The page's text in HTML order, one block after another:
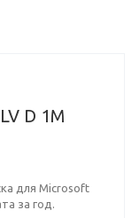
D 1M
для Microsoft
за год.